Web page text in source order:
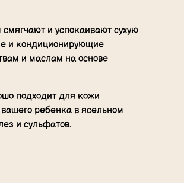
и успокаивают сухую
и кондиционирующие
и маслам на основе
подходит для кожи
ребенка в ясельном
и сульфатов.